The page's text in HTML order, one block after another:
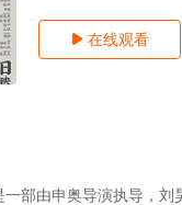
 在线观看
部由申奥导演执导，